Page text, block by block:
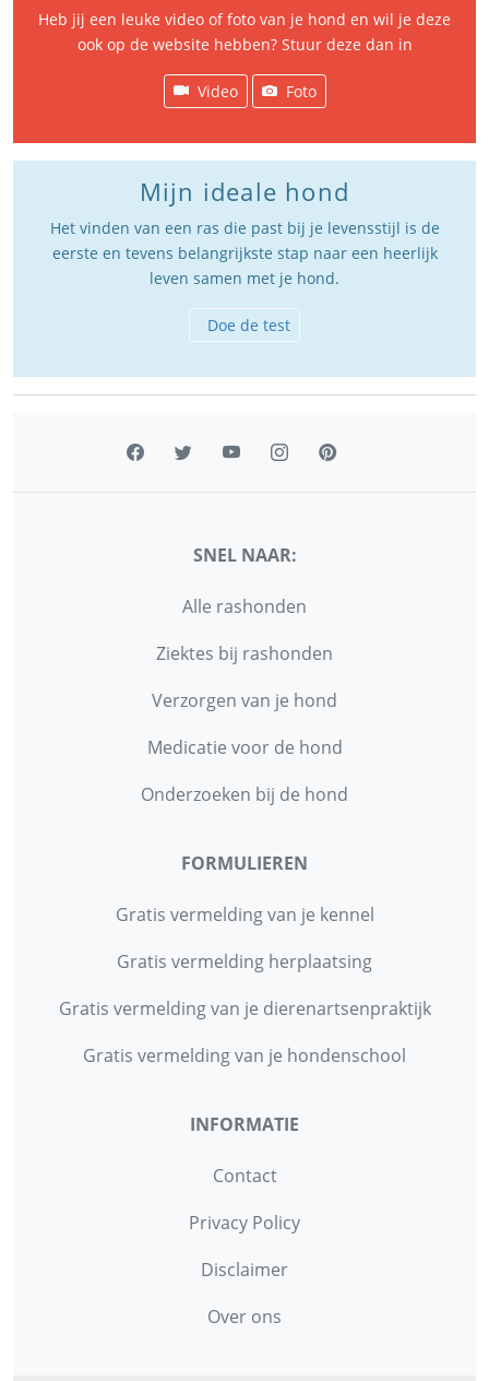
Heb jij een leuke video of foto van je hond en wil je deze
ook op de website hebben? Stuur deze dan in
Video Foto
Mijn ideale hond
Het vinden van een ras die past bij je levensstijl is de
eerste en tevens belangrijkste stap naar een heerlijk
leven samen met je hond.
Doe de test
SNEL NAAR:
Alle rashonden
Ziektes bij rashonden
Verzorgen van je hond
Medicatie voor de hond
Onderzoeken bij de hond
FORMULIEREN
Gratis vermelding van je kennel
Gratis vermelding herplaatsing
Gratis vermelding van je dierenartsenpraktijk
Gratis vermelding van je hondenschool
INFORMATIE
Contact
Privacy Policy
Disclaimer
Over ons